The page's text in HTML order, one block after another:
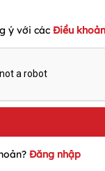
ý với các Điều
Đăng nhập